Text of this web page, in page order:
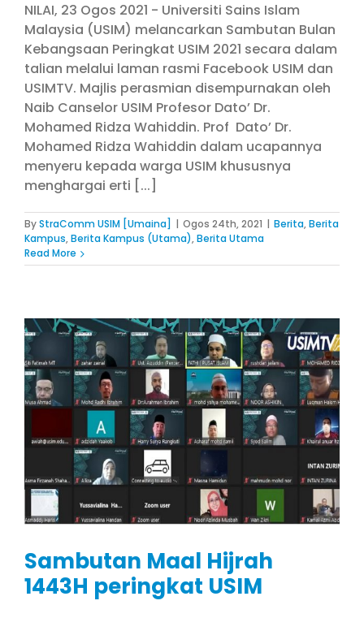
NILAI, 23 Ogos 2021 - Universiti Sains Islam
Malaysia (USIM) melancarkan Sambutan Bulan
Kebangsaan Peringkat USIM 2021 secara dalam
talian melalui laman rasmi Facebook USIM dan
USIMTV. Majlis perasmian disempurnakan oleh
Naib Canselor USIM Profesor Dato’ Dr.
Mohamed Ridza Wahiddin. Prof Dato’ Dr.
Mohamed Ridza Wahiddin dalam ucapannya
menyeru kepada warga USIM khususnya
menghargai erti [...]
ByStraComm USIM [Umaina] | Ogos 24th, 2021 | Berita,Berita
Kampus,Berita Kampus (Utama),Berita Utama
Read More
Sambutan Maal Hijrah
1443H peringkat USIM